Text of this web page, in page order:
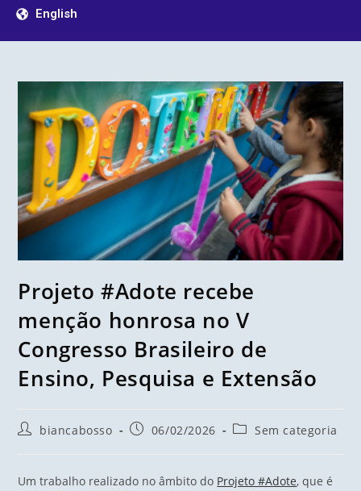
English
Projeto #Adote recebe
menção honrosa no V
Congresso Brasileiro de
Ensino, Pesquisa e Extensão
biancabosso 06/02/2026 Sem categoria
Um trabalho realizado no âmbito do Projeto #Adote, que é